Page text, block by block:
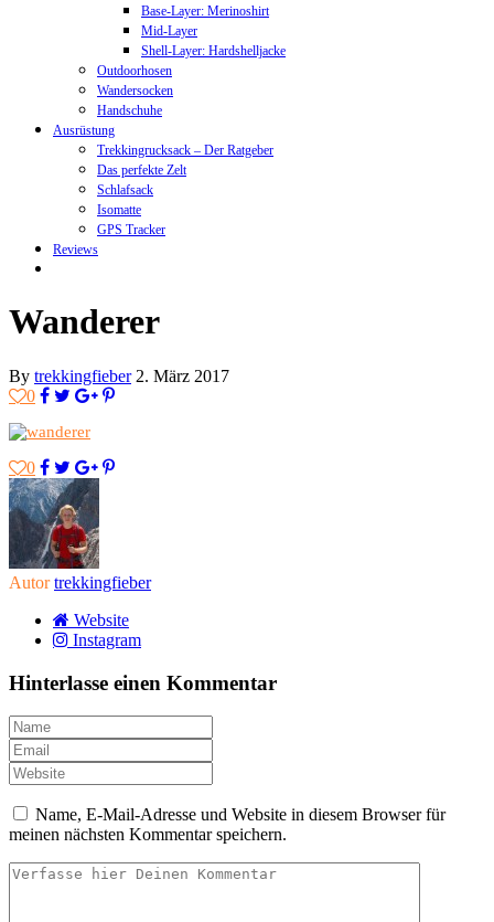
Base-Layer: Merinoshirt
Mid-Layer
Shell-Layer: Hardshelljacke
Outdoorhosen
Wandersocken
Handschuhe
Ausrüstung
Trekkingrucksack – Der Ratgeber
Das perfekte Zelt
Schlafsack
Isomatte
GPS Tracker
Reviews
Wanderer
By trekkingfieber 2. März 2017
0
0
Autor trekkingfieber
Website
Instagram
Hinterlasse einen Kommentar
Name, E-Mail-Adresse und Website in diesem Browser für
meinen nächsten Kommentar speichern.